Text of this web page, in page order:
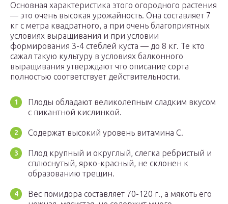
Основная характеристика этого огородного растения
— это очень высокая урожайность. Она составляет 7
кг с метра квадратного, а при очень благоприятных
условиях выращивания и при условии
формирования 3-4 стеблей куста — до 8 кг. Те кто
сажал такую культуру в условиях балконного
выращивания утверждают что описание сорта
полностью соответствует действительности.
Плоды обладают великолепным сладким вкусом
с пикантной кислинкой.
Содержат высокий уровень витамина С.
Плод крупный и округлый, слегка ребристый и
сплюснутый, ярко-красный, не склонен к
образованию трещин.
Вес помидора составляет 70-120 г., а мякоть его